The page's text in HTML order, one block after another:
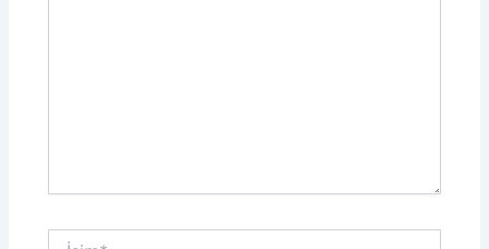
İsim*